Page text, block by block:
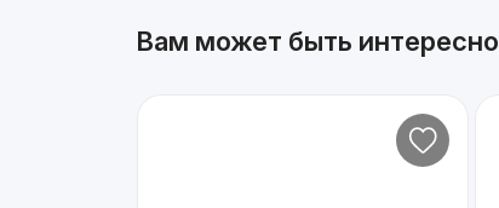
Вам может быть интересно